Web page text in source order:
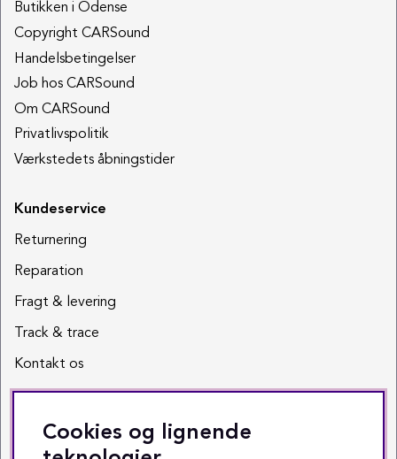
Butikken i Odense
Copyright CARSound
Handelsbetingelser
Job hos CARSound
Om CARSound
Privatlivspolitik
Værkstedets åbningstider
Kundeservice
Returnering
Reparation
Fragt & levering
Track & trace
Kontakt os
Sociale medier
Facebook
Cookies og lignende